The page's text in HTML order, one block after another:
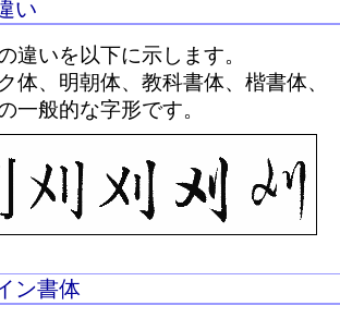
い
違いを以下に示します。
体、明朝体、教科書体、楷書体、
一般的な字形です。
ン書体